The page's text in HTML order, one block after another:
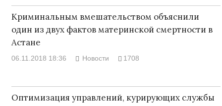
Криминальным вмешательством объяснили
один из двух фактов материнской смертности в
Астане
06.11.2018 18:36 Новости 1708
Оптимизация управлений, курирующих службы